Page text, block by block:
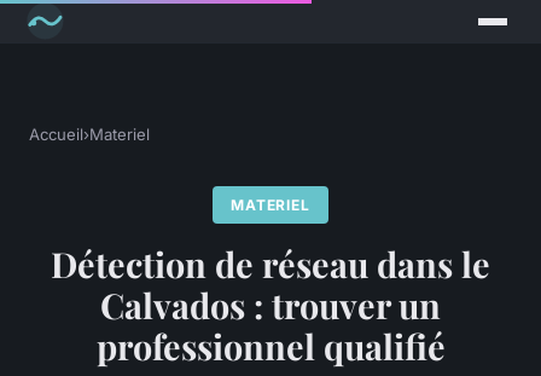
Accueil›Materiel
MATERIEL
Détection de réseau dans le
Calvados : trouver un
professionnel qualifié